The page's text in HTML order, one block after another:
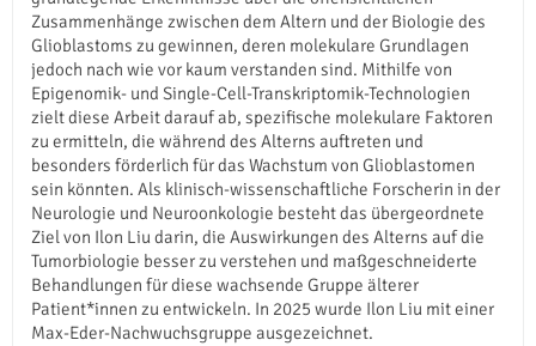
Zusammenhänge zwischen dem Altern und der Biologie des
Glioblastoms zu gewinnen, deren molekulare Grundlagen
jedoch nach wie vor kaum verstanden sind. Mithilfe von
Epigenomik- und Single-Cell-Transkriptomik-Technologien
zielt diese Arbeit darauf ab, spezifische molekulare Faktoren
zu ermitteln, die während des Alterns auftreten und
besonders förderlich für das Wachstum von Glioblastomen
sein könnten. Als klinisch-wissenschaftliche Forscherin in der
Neurologie und Neuroonkologie besteht das übergeordnete
Ziel von Ilon Liu darin, die Auswirkungen des Alterns auf die
Tumorbiologie besser zu verstehen und maßgeschneiderte
Behandlungen für diese wachsende Gruppe älterer
Patient*innen zu entwickeln. In 2025 wurde Ilon Liu mit einer
Max-Eder-Nachwuchsgruppe ausgezeichnet.